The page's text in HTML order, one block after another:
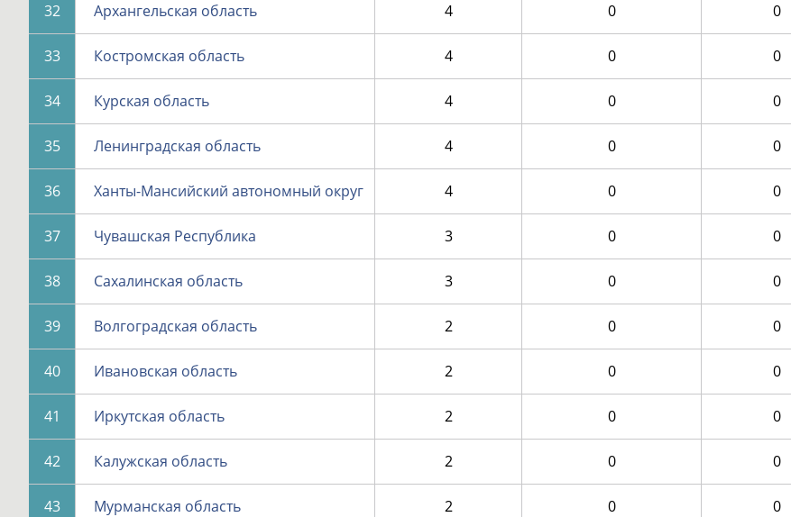
32 Архангельская область 4 0 0
33 Костромская область 4 0 0
34 Курская область 4 0 0
35 Ленинградская область 4 0 0
36 Ханты-Мансийский автономный округ 4 0 0
37 Чувашская Республика 3 0 0
38 Сахалинская область 3 0 0
39 Волгоградская область 2 0 0
40 Ивановская область 2 0 0
41 Иркутская область 2 0 0
42 Калужская область 2 0 0
43 Мурманская область 2 0 0